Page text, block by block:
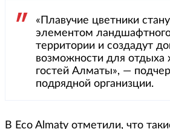
«Плавучие цветники
элементом
территории и создадут
возможности для отдыха
гостей Алматы», —
подрядной организции.
В Eco Almaty отметили, что